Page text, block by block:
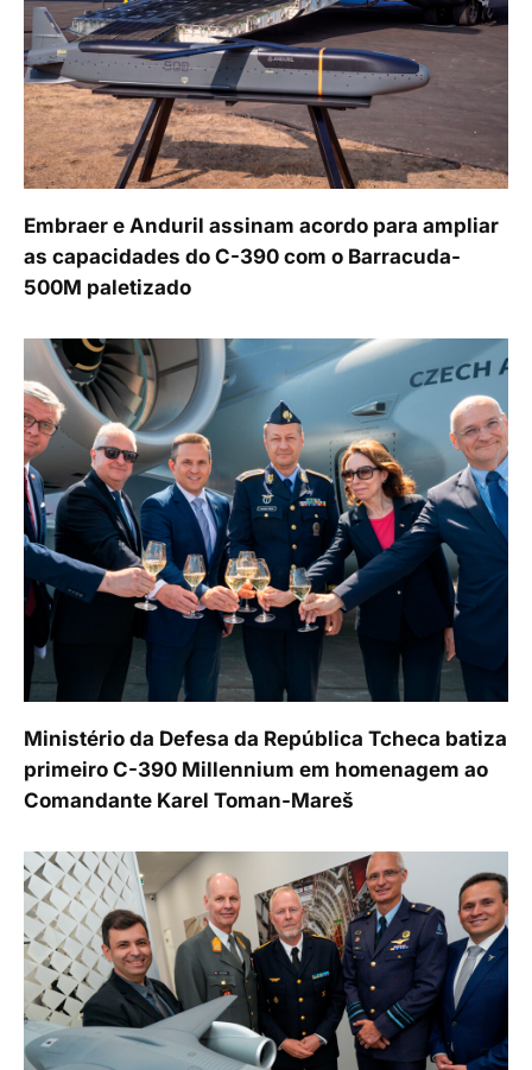
Embraer e Anduril assinam acordo para ampliar
as capacidades do C-390 com o Barracuda-
500M paletizado
Ministério da Defesa da República Tcheca batiza
primeiro C-390 Millennium em homenagem ao
Comandante Karel Toman-Mareš